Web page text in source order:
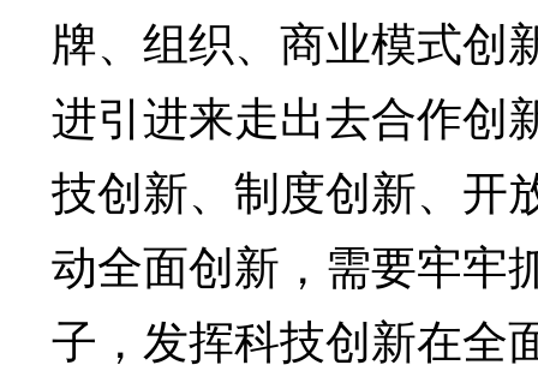
牌、组织、商业模式创
进引进来走出去合作创
技创新、制度创新、开
动全面创新，需要牢牢
子，发挥科技创新在全